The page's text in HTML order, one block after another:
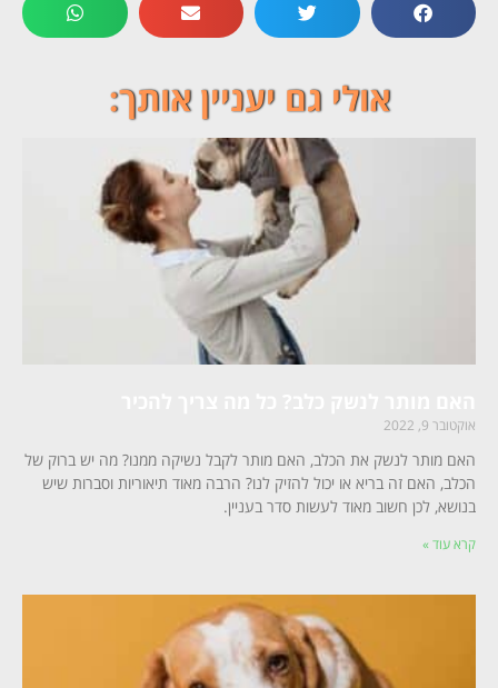
אולי גם יעניין אותך:
אוקטובר 9, 2022
האם מותר לנשק את הכלב, האם מותר לקבל נשיקה ממנו? מה יש ברוק של
הכלב, האם זה בריא או יכול להזיק לנו? הרבה מאוד תיאוריות וסברות שיש
בנושא, לכן חשוב מאוד לעשות סדר בעניין.
קרא עוד »